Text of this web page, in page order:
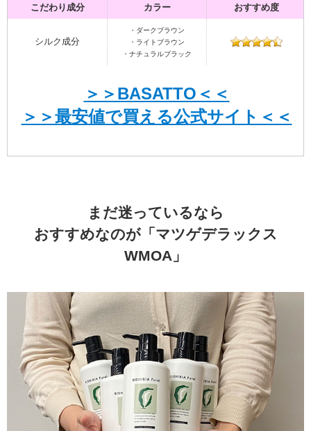
こだわり成分 カラー おすすめ度
シルク成分
・ダークブラウン
・ライトブラウン
・ナチュラルブラック
＞＞BASATTO＜＜
＞＞最安値で買える公式サイト＜＜
まだ迷っているなら
おすすめなのが「マツゲデラックス
WMOA」